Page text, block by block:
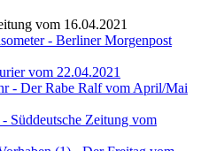
vom 16.04.2021
- Berliner Morgenpost
vom 22.04.2021
- Der Rabe Ralf vom April/Mai
Süddeutsche Zeitung vom